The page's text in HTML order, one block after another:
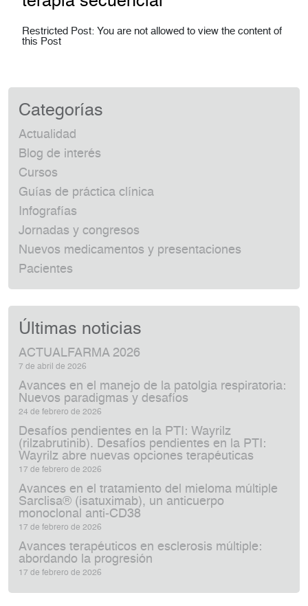
Restricted Post: You are not allowed to view the content of
this Post
Categorías
Actualidad
Blog de interés
Cursos
Guías de práctica clínica
Infografías
Jornadas y congresos
Nuevos medicamentos y presentaciones
Pacientes
Últimas noticias
ACTUALFARMA 2026
7 de abril de 2026
Avances en el manejo de la patolgia respiratoria:
Nuevos paradigmas y desafíos
24 de febrero de 2026
Desafíos pendientes en la PTI: Wayrilz
(rilzabrutinib). Desafíos pendientes en la PTI:
Wayrilz abre nuevas opciones terapéuticas
17 de febrero de 2026
Avances en el tratamiento del mieloma múltiple
Sarclisa® (isatuximab), un anticuerpo
monoclonal anti‑CD38
17 de febrero de 2026
Avances terapéuticos en esclerosis múltiple:
abordando la progresión
17 de febrero de 2026